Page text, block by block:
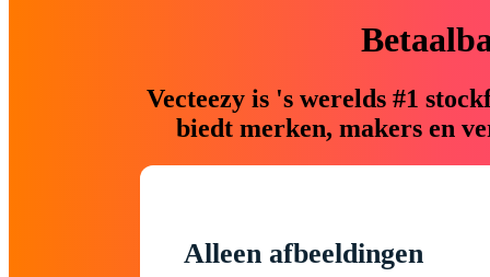
Vecteezy is 's werelds #1
biedt merken, makers en
Alleen afbeeldingen